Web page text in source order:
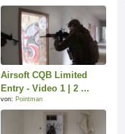
Airsoft CQB Limited
Entry - Video 1 | 2 ...
von: Pointman